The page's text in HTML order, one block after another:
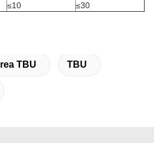
≤10 ≤30
TBU TBU